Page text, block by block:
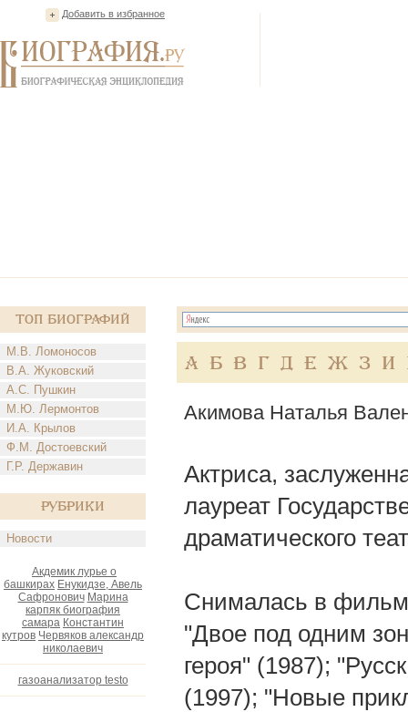
Добавить в избранное
Топ Биографий
М.В. Ломоносов
В.А. Жуковский
А.С. Пушкин
М.Ю. Лермонтов
И.А. Крылов
Ф.М. Достоевский
Г.Р. Державин
Рубрики
Новости
Акдемик лурье о
башкирах Енукидзе, Авель
Сафронович Марина
карпяк биография
самара Константин
кутров Червяков александр
николаевич
газоанализатор testo
А Б В Г Д Е Ж З И
Акимова Наталья
Актриса,
лауреат
драматического
Снималась в
"Двое под одним
героя" (1987);
(1997); "Новые